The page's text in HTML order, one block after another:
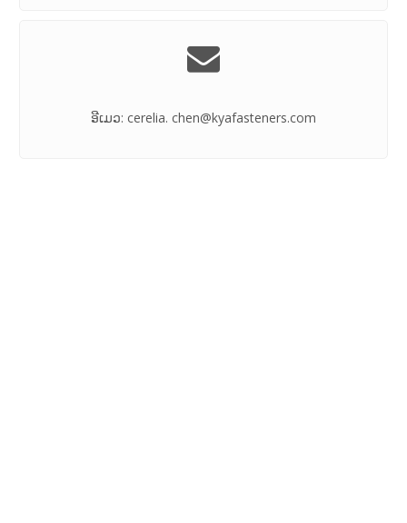

ອີເມວ: cerelia. chen@kyafasteners.com